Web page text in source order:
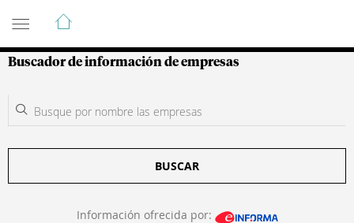
Guía de Empresas Colombianas
Buscador de información de empresas
BUSCAR
Información ofrecida por: